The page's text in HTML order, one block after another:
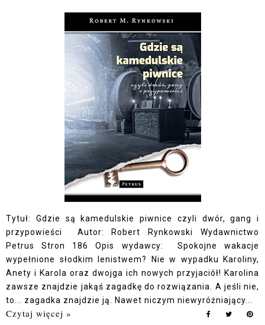
Tytuł: Gdzie są kamedulskie piwnice czyli dwór, gang i
przypowieści Autor: Robert Rynkowski Wydawnictwo
Petrus Stron 186 Opis wydawcy: Spokojne wakacje
wypełnione słodkim lenistwem? Nie w wypadku Karoliny,
Anety i Karola oraz dwojga ich nowych przyjaciół! Karolina
zawsze znajdzie jakąś zagadkę do rozwiązania. A jeśli nie,
to... zagadka znajdzie ją. Nawet niczym niewyróżniający...
Czytaj więcej »